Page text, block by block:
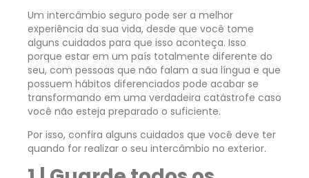
Um intercâmbio seguro pode ser a melhor
experiência da sua vida, desde que você tome
alguns cuidados para que isso aconteça. Isso
porque estar em um país totalmente diferente do
seu, com pessoas que não falam a sua língua e que
possuem hábitos diferenciados pode acabar se
transformando em uma verdadeira catástrofe caso
você não esteja preparado o suficiente.
Por isso, confira alguns cuidados que você deve ter
quando for realizar o seu intercâmbio no exterior.